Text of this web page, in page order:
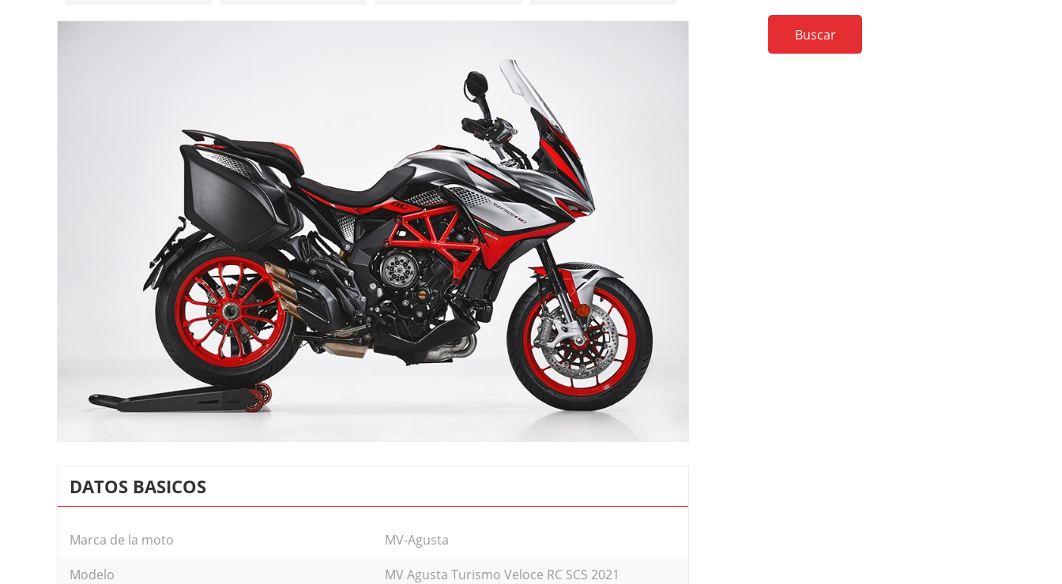
DATOS BASICOS
Marca de la moto
MV-Agusta
Modelo
MV Agusta Turismo Veloce RC SCS 2021